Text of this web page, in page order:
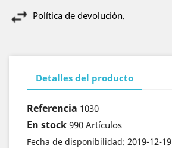
Política de devolución.
Detalles del producto
Referencia 1030
En stock 990 Artículos
Fecha de disponibilidad: 2019-12-19